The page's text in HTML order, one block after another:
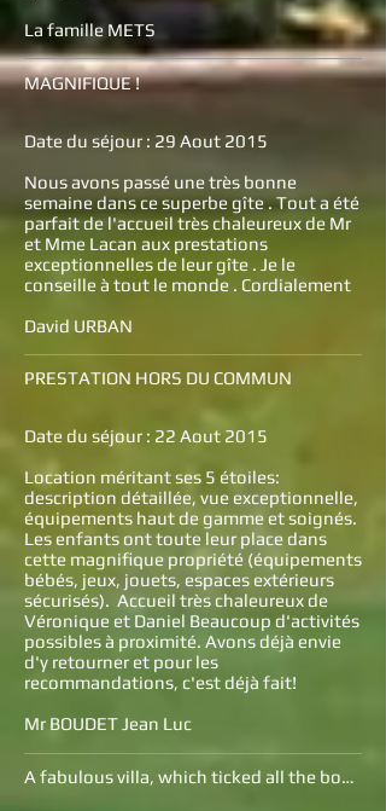
La famille METS
MAGNIFIQUE !
Date du séjour : 29 Aout 2015
Nous avons passé une très bonne
semaine dans ce superbe gîte . Tout a été
parfait de l'accueil très chaleureux de Mr
et Mme Lacan aux prestations
exceptionnelles de leur gîte . Je le
conseille à tout le monde . Cordialement
David URBAN
PRESTATION HORS DU COMMUN
Date du séjour : 22 Aout 2015
Location méritant ses 5 étoiles:
description détaillée, vue exceptionnelle,
équipements haut de gamme et soignés.
Les enfants ont toute leur place dans
cette magnifique propriété (équipements
bébés, jeux, jouets, espaces extérieurs
sécurisés). Accueil très chaleureux de
Véronique et Daniel Beaucoup d'activités
possibles à proximité. Avons déjà envie
d'y retourner et pour les
recommandations, c'est déjà fait!
Mr BOUDET Jean Luc
A fabulous villa, which ticked all the boxes!